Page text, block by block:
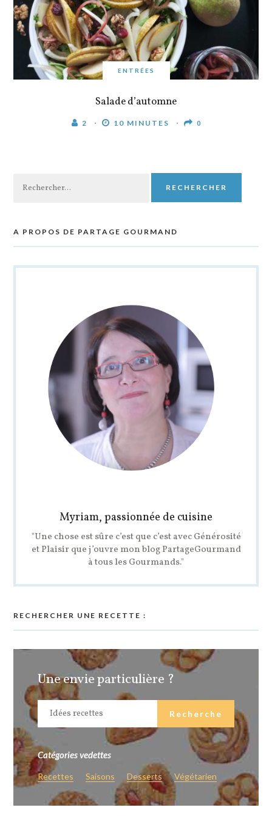
ENTRÉES
Salade d’automne
2 10 MINUTES 0
A PROPOS DE PARTAGE GOURMAND
Myriam, passionnée de cuisine
"Une chose est sûre c’est que c’est avec Générosité
et Plaisir que j’ouvre mon blog PartageGourmand
à tous les Gourmands."
RECHERCHER UNE RECETTE :
Une envie particulière ?
Catégories vedettes
Recettes Saisons Desserts Végétarien